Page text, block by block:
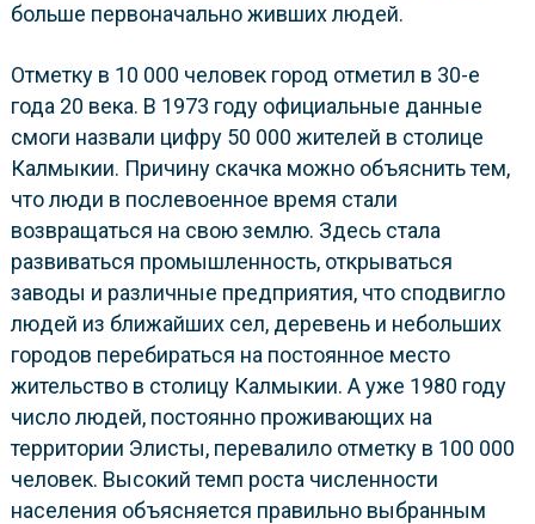
больше первоначально живших людей.
Отметку в 10 000 человек город отметил в 30-е
года 20 века. В 1973 году официальные данные
смоги назвали цифру 50 000 жителей в столице
Калмыкии. Причину скачка можно объяснить тем,
что люди в послевоенное время стали
возвращаться на свою землю. Здесь стала
развиваться промышленность, открываться
заводы и различные предприятия, что сподвигло
людей из ближайших сел, деревень и небольших
городов перебираться на постоянное место
жительство в столицу Калмыкии. А уже 1980 году
число людей, постоянно проживающих на
территории Элисты, перевалило отметку в 100 000
человек. Высокий темп роста численности
населения объясняется правильно выбранным